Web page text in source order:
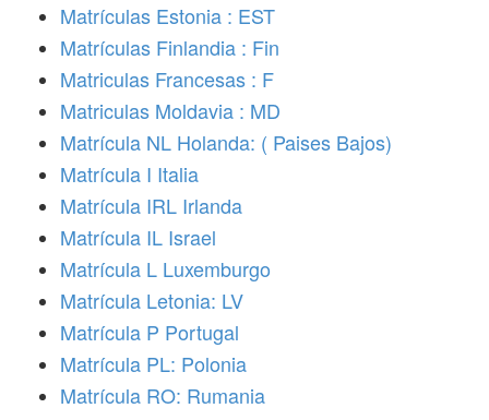
Matrículas Estonia : EST
Matrículas Finlandia : Fin
Matriculas Francesas : F
Matriculas Moldavia : MD
Matrícula NL Holanda: ( Paises Bajos)
Matrícula I Italia
Matrícula IRL Irlanda
Matrícula IL Israel
Matrícula L Luxemburgo
Matrícula Letonia: LV
Matrícula P Portugal
Matrícula PL: Polonia
Matrícula RO: Rumania